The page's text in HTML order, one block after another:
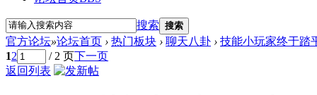
搜索 搜索
官方论坛»论坛首页 › 热门板块 › 聊天八卦 › 技能小玩家终于踏
12 / 2 页下一页
返回列表